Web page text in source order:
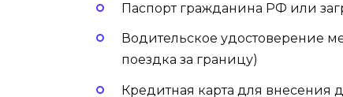
Паспорт гражданина РФ или
Водительское удостоверение
поездка за границу)
Кредитная карта для внесения